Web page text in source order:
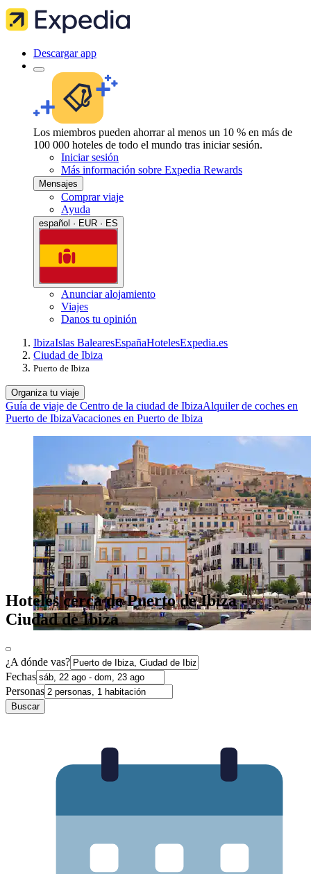
Descargar app
Los miembros pueden ahorrar al menos un 10 % en más de
100 000 hoteles de todo el mundo tras iniciar sesión.
Iniciar sesión
Más información sobre Expedia Rewards
Mensajes
Comprar viaje
Ayuda
español · EUR · ES
Anunciar alojamiento
Viajes
Danos tu opinión
IbizaIslas BalearesEspañaHotelesExpedia.es
Ciudad de Ibiza
Puerto de Ibiza
Organiza tu viaje
Guía de viaje de Centro de la ciudad de IbizaAlquiler de coches en
Puerto de IbizaVacaciones en Puerto de Ibiza
Hoteles cerca de Puerto de Ibiza -
Ciudad de Ibiza
¿A dónde vas?
Fechas
Personas
Buscar